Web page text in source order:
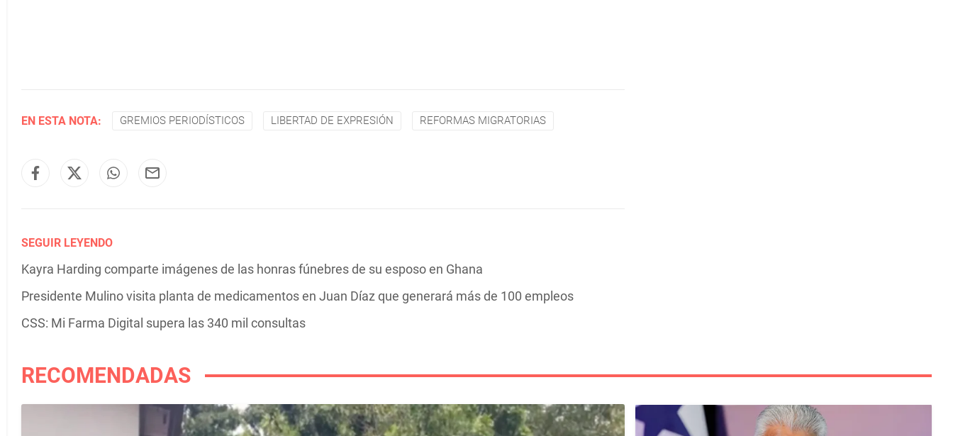
EN ESTA NOTA: GREMIOS PERIODÍSTICOS LIBERTAD DE EXPRESIÓN REFORMAS MIGRATORIAS
SEGUIR LEYENDO
Kayra Harding comparte imágenes de las honras fúnebres de su esposo en Ghana
Presidente Mulino visita planta de medicamentos en Juan Díaz que generará más de 100 empleos
CSS: Mi Farma Digital supera las 340 mil consultas
RECOMENDADAS